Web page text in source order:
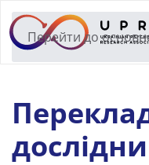
Перейти до